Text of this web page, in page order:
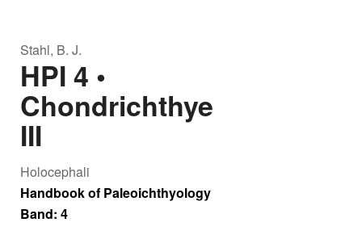
Stahl, B. J.
HPI 4 •
Chondrichthyes
III
Holocephali
Handbook of Paleoichthyology
Band: 4